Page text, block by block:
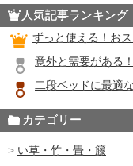
る家具選びのコツやインテリア
人気記事ランキング
ずっと使える！お
意外と需要がある
二段ベッドに最適
カテゴリー
い草・竹・畳・籐